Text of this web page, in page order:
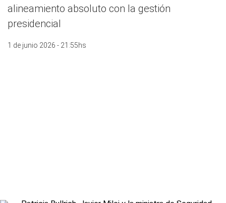
alineamiento absoluto con la gestión
presidencial
1 de junio 2026 - 21:55hs